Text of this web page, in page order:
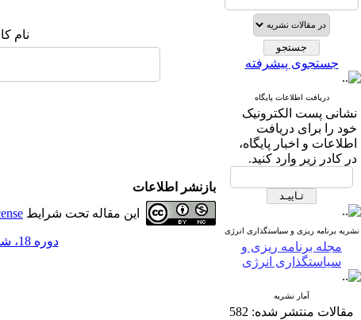
جستجوی پیشرفته
دریافت اطلاعات پایگاه
نشانی پست الکترونیک
خود را برای دریافت
اطلاعات و اخبار پایگاه،
در کادر زیر وارد کنید.
نشریه برنامه ریزی و سیاستگذاری انرژی
مجله برنامه ریزی و
سیاستگذاری انرژی
آمار نشریه
مقالات منتشر شده: 582
نام
بازنشر اطلاعات
این مقاله تحت شرایط
دوره 18، شماره 1 - ( 1-1394 )